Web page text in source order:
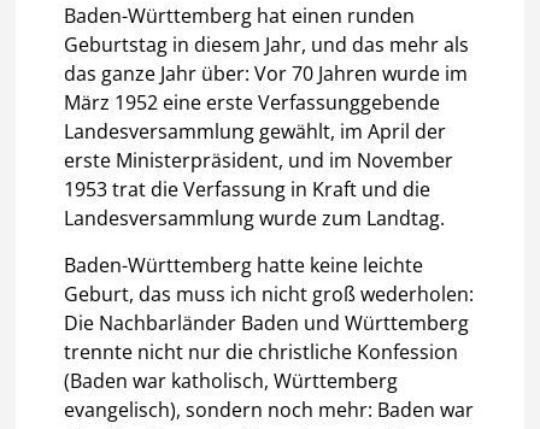
Baden-Württemberg hat einen runden
Geburtstag in diesem Jahr, und das mehr als
das ganze Jahr über: Vor 70 Jahren wurde im
März 1952 eine erste Verfassunggebende
Landesversammlung gewählt, im April der
erste Ministerpräsident, und im November
1953 trat die Verfassung in Kraft und die
Landesversammlung wurde zum Landtag.
Baden-Württemberg hatte keine leichte
Geburt, das muss ich nicht groß wederholen:
Die Nachbarländer Baden und Württemberg
trennte nicht nur die christliche Konfession
(Baden war katholisch, Württemberg
evangelisch), sondern noch mehr: Baden war